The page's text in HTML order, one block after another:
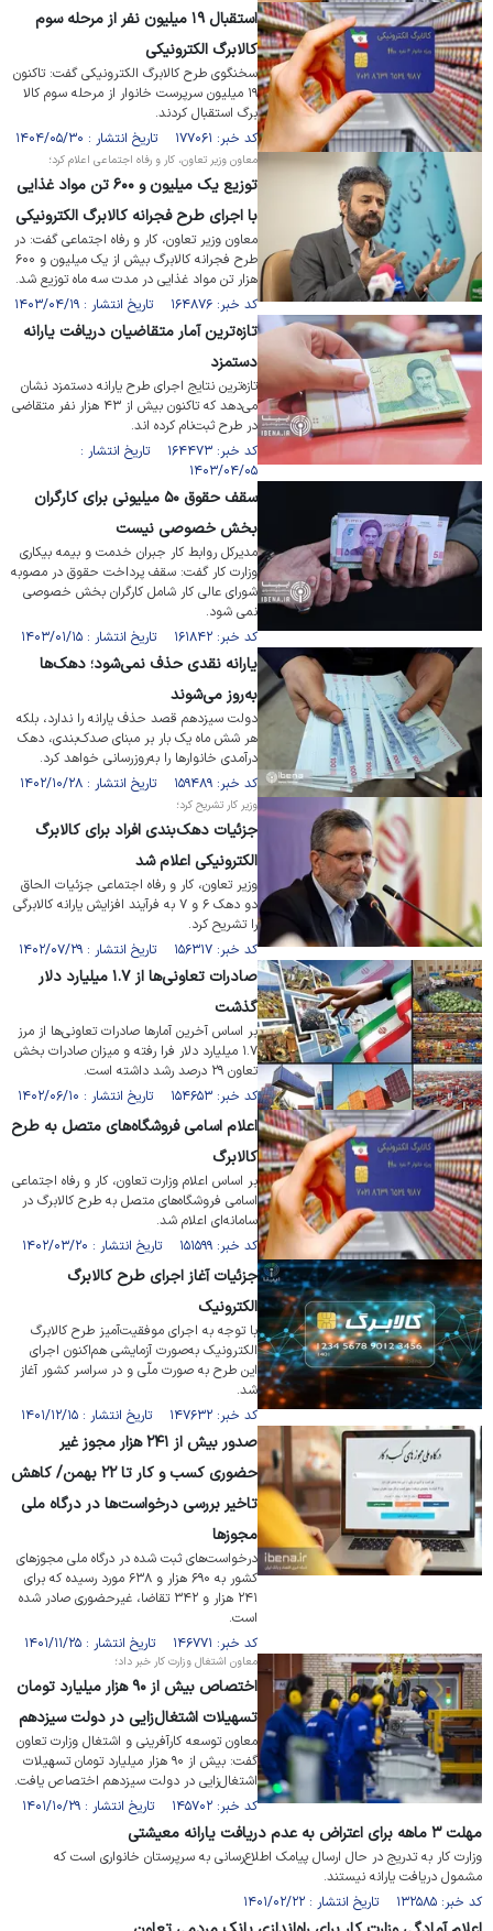
استقبال ۱۹ میلیون نفر از مرحله سوم
کالابرگ الکترونیکی
سخنگوی طرح کالابرگ الکترونیکی گفت: تاکنون
۱۹ میلیون سرپرست خانوار از مرحله سوم کالا
برگ استقبال کردند.
کد خبر: ۱۷۷۰۶۱ تاریخ انتشار : ۱۴۰۴/۰۵/۳۰
معاون وزیر تعاون، کار و رفاه اجتماعی اعلام کرد؛
توزیع یک میلیون و ۶۰۰ تن مواد غذایی
با اجرای طرح فجرانه کالابرگ الکترونیکی
معاون وزیر تعاون، کار و رفاه اجتماعی گفت: در
طرح فجرانه کالابرگ بیش از یک میلیون و ۶۰۰
هزار تن مواد غذایی در مدت سه ماه توزیع شد.
کد خبر: ۱۶۴۸۷۶ تاریخ انتشار : ۱۴۰۳/۰۴/۱۹
تازه‌ترین آمار متقاضیان دریافت یارانه
دستمزد
تازه‌ترین نتایج اجرای طرح یارانه دستمزد نشان
می‌دهد که تاکنون بیش از ۴۳ هزار نفر متقاضی
در طرح ثبت‌نام کرده اند.
کد خبر: ۱۶۴۴۷۳ تاریخ انتشار :
۱۴۰۳/۰۴/۰۵
سقف حقوق ۵۰ میلیونی برای کارگران
بخش خصوصی نیست
مدیرکل روابط کار جبران خدمت و بیمه بیکاری
وزارت کار گفت: سقف پرداخت حقوق در مصوبه
شورای عالی کار شامل کارگران بخش خصوصی
نمی شود.
کد خبر: ۱۶۱۸۴۲ تاریخ انتشار : ۱۴۰۳/۰۱/۱۵
یارانه نقدی حذف نمی‌شود؛ دهک‌ها
به‌روز می‌شوند
دولت سیزدهم قصد حذف یارانه را ندارد، بلکه
هر شش ماه یک بار بر مبنای صدک‌بندی، دهک
درآمدی خانوار‌ها را به‌روزرسانی خواهد کرد.
کد خبر: ۱۵۹۴۸۹ تاریخ انتشار : ۱۴۰۲/۱۰/۲۸
وزیر کار تشریح کرد؛
جزئیات دهک‌بندی افراد برای کالابرگ
الکترونیکی اعلام شد
وزیر تعاون، کار و رفاه اجتماعی جزئیات الحاق
دو دهک ۶ و ۷ به فرآیند افزایش یارانه کالابرگی
را تشریح کرد.
کد خبر: ۱۵۶۳۱۷ تاریخ انتشار : ۱۴۰۲/۰۷/۲۹
صادرات تعاونی‌ها از ۱.۷ میلیارد دلار
گذشت
بر اساس آخرین آمارها صادرات تعاونی‌ها از مرز
۱.۷ میلیارد دلار فرا رفته و میزان صادرات بخش
تعاون ۲۹ درصد رشد داشته است.
کد خبر: ۱۵۴۶۵۳ تاریخ انتشار : ۱۴۰۲/۰۶/۱۰
اعلام اسامی فروشگاه‌های متصل به طرح
کالابرگ
بر اساس اعلام وزارت تعاون، کار و رفاه اجتماعی
اسامی فروشگاه‌های متصل به طرح کالابرگ در
سامانه‌ای اعلام شد.
کد خبر: ۱۵۱۵۹۹ تاریخ انتشار : ۱۴۰۲/۰۳/۲۰
جزئیات آغاز اجرای طرح کالابرگ
الکترونیک
با توجه به اجرای موفقیت‌آمیز طرح کالابرگ
الکترونیک به‌صورت آزمایشی هم‌اکنون اجرای
این طرح به صورت ملّی و در سراسر کشور آغاز
شد.
کد خبر: ۱۴۷۶۳۲ تاریخ انتشار : ۱۴۰۱/۱۲/۱۵
صدور بیش از ۲۴۱ هزار مجوز غیر
حضوری کسب و کار تا ۲۲ بهمن/ کاهش
تاخیر بررسی درخواست‌ها در درگاه ملی
مجوز‌ها
درخواست‌های ثبت شده در درگاه ملی مجوز‌های
کشور به ۶۹۰ هزار و ۶۳۸ مورد رسیده که برای
۲۴۱ هزار و ۳۴۲ تقاضا، غیرحضوری صادر شده
است.
کد خبر: ۱۴۶۷۷۱ تاریخ انتشار : ۱۴۰۱/۱۱/۲۵
معاون اشتغال وزارت کار خبر داد؛
اختصاص بیش از ۹۰ هزار میلیارد تومان
تسهیلات اشتغال‌زایی در دولت سیزدهم
معاون توسعه کارآفرینی و اشتغال وزارت تعاون
گفت: بیش از ۹۰ هزار میلیارد تومان تسهیلات
اشتغال‌زایی در دولت سیزدهم اختصاص یافت.
کد خبر: ۱۴۵۷۰۲ تاریخ انتشار : ۱۴۰۱/۱۰/۲۹
مهلت ۳ ماهه برای اعتراض به عدم دریافت یارانه معیشتی
وزارت کار به تدریج در حال ارسال پیامک اطلاع‌رسانی به سرپرستان خانواری است که
مشمول دریافت یارانه نیستند.
کد خبر: ۱۳۲۵۸۵ تاریخ انتشار : ۱۴۰۱/۰۲/۲۲